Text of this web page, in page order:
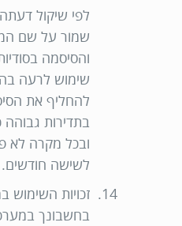
לפי שיקול
שמור על שם
והסיסמה
שימוש לרעה
להחליף את
בתדירות
ובכל מקרה לא
לשישה חודשים.
זכויות השימוש
בחשבונך